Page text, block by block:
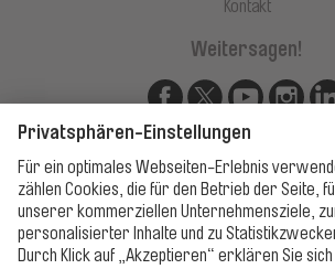
Kontakt
Weitersagen!